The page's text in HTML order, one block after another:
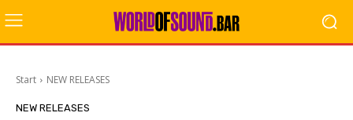
Start NEW RELEASES
NEW RELEASES